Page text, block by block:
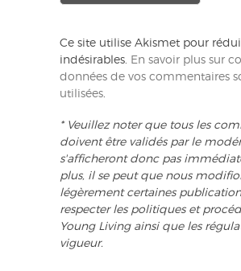
Ce site utilise Akismet pour
indésirables. En savoir plus sur
données de vos commentaires
utilisées.
* Veuillez noter que tous les
doivent être validés par le
s'afficheront donc pas
plus, il se peut que nous
légèrement certaines
respecter les politiques et
Young Living ainsi que les
vigueur.